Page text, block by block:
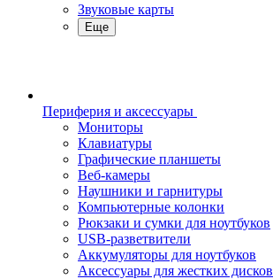
Звуковые карты
Еще
Периферия и аксессуары
Мониторы
Клавиатуры
Графические планшеты
Веб-камеры
Наушники и гарнитуры
Компьютерные колонки
Рюкзаки и сумки для ноутбуков
USB-разветвители
Аккумуляторы для ноутбуков
Аксессуары для жестких дисков